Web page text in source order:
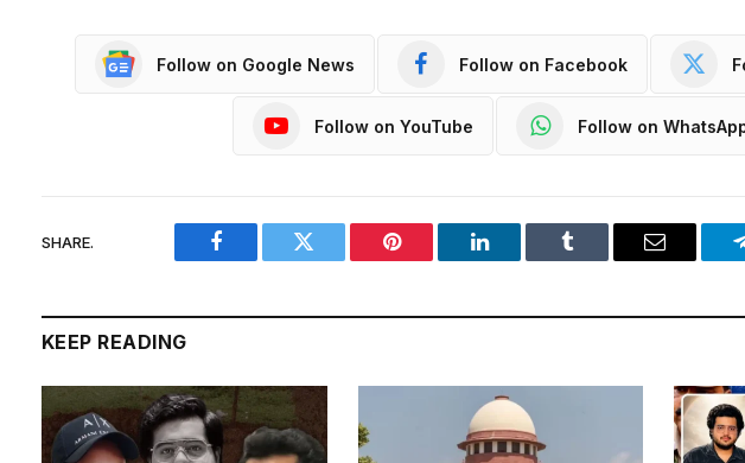
Follow on Google News Follow on Facebook
Follow on YouTube Follow on
SHARE.
Facebook Twitter Pinterest LinkedIn Tumblr Email
KEEP READING